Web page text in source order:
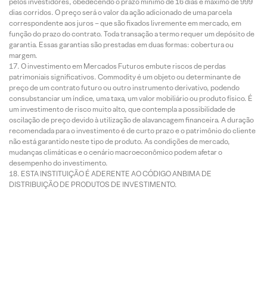
dias corridos. O preço será o valor da ação adicionado de uma parcela
correspondente aos juros – que são fixados livremente em mercado, em
função do prazo do contrato. Toda transação a termo requer um depósito de
garantia. Essas garantias são prestadas em duas formas: cobertura ou
margem.
O investimento em Mercados Futuros embute riscos de perdas
patrimoniais significativos. Commodity é um objeto ou determinante de
preço de um contrato futuro ou outro instrumento derivativo, podendo
consubstanciar um índice, uma taxa, um valor mobiliário ou produto físico. É
um investimento de risco muito alto, que contempla a possibilidade de
oscilação de preço devido à utilização de alavancagem financeira. A duração
recomendada para o investimento é de curto prazo e o patrimônio do cliente
não está garantido neste tipo de produto. As condições de mercado,
mudanças climáticas e o cenário macroeconômico podem afetar o
desempenho do investimento.
ESTA INSTITUIÇÃO É ADERENTE AO CÓDIGO ANBIMA DE
DISTRIBUIÇÃO DE PRODUTOS DE INVESTIMENTO.